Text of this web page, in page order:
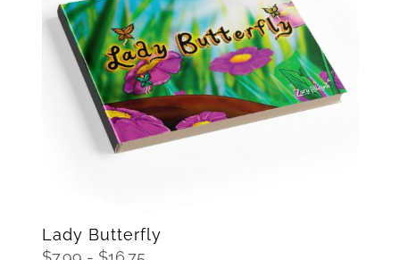
$16.75
SELECCIONAR OPCIONES
/
DETAILS
Lady Butterfly
Rango